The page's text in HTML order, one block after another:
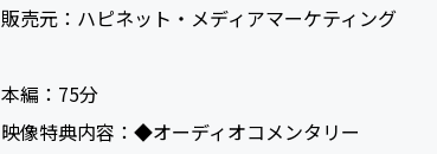
販売元： ハピネット・メディアマーケティング
本編： 75
映像特典内容： ◆オーディオコメンタリー